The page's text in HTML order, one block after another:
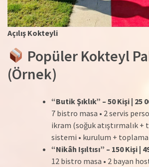
Açılış Kokteyli
Popüler Kokteyl
(Örnek)
“Butik Şıklık” – 50 Kişi | 25
7 bistro masa • 2 servis
ikram (soğuk atıştırmalık +
sistemi • kurulum + toplama
“Nikâh Işıltısı” – 150 Kişi |
12 bistro masa • 2 bayan